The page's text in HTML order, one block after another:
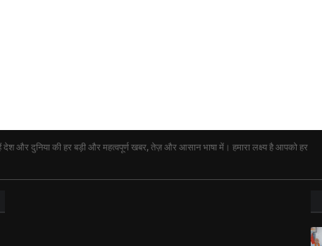
और दुनिया की हर बड़ी और महत्वपूर्ण खबर, तेज़ और आसान भाषा में। हमारा लक्ष्य है आपको हर